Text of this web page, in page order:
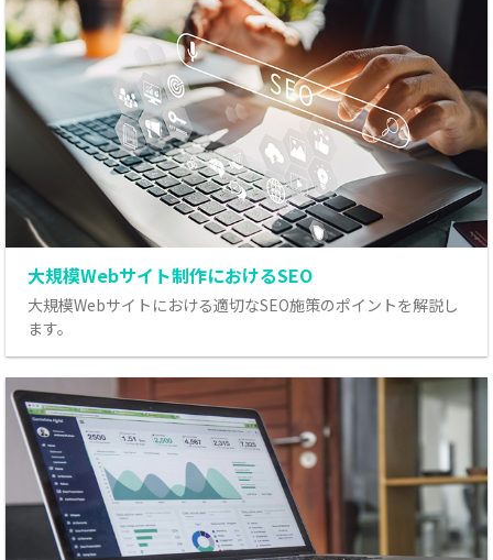
大規模Webサイト制作におけるSEO
大規模Webサイトにおける適切なSEO施策のポイントを解説し
ます。